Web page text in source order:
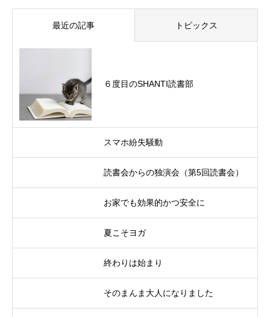
最近の記事 トピックス
６度目のSHANTI読書部
スマホ紛失騒動
読書会からの独演会（第5回読書会）
お家でも効果的かつ安全に
夏こそヨガ
終わりは始まり
そのまんま大人になりました